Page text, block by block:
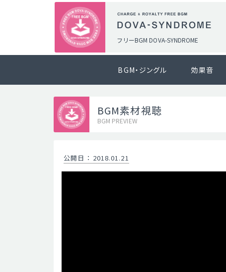
フリーBGM DOVA-SYNDROME
BGM・ジングル 効果音
BGM素材視聴
BGM PREVIEW
公開日 ： 2018.01.21